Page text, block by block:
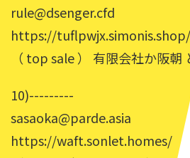
rule@dsenger.cfd
https://tuflpwjx.simonis.shop/
（ top sale ） 有限会社か阪朝
10)---------
sasaoka@parde.asia
https://waft.sonlet.homes/